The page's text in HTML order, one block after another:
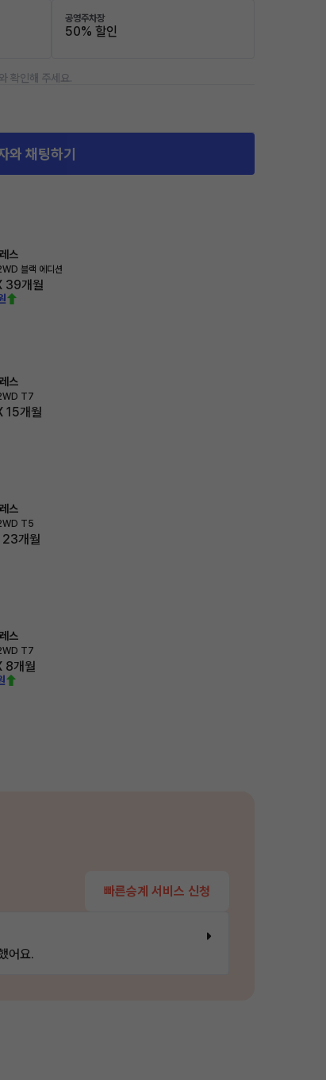
공영주차장
50% 할인
확인해 주세요.
와 채팅하기
스
블랙 에디션
39개월
스
T7
15개월
스
T5
23개월
스
T7
8개월
빠른승계 서비스 신청
어요.